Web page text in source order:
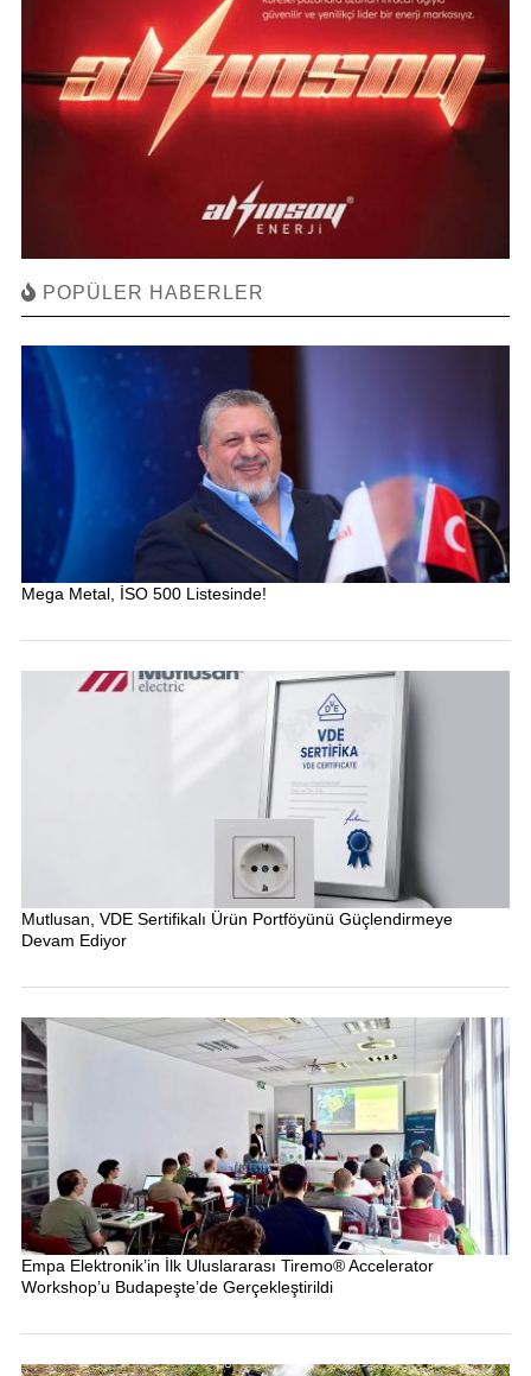
POPÜLER HABERLER
Mega Metal, İSO 500 Listesinde!
Mutlusan, VDE Sertifikalı Ürün Portföyünü Güçlendirmeye
Devam Ediyor
Empa Elektronik’in İlk Uluslararası Tiremo® Accelerator
Workshop’u Budapeşte’de Gerçekleştirildi